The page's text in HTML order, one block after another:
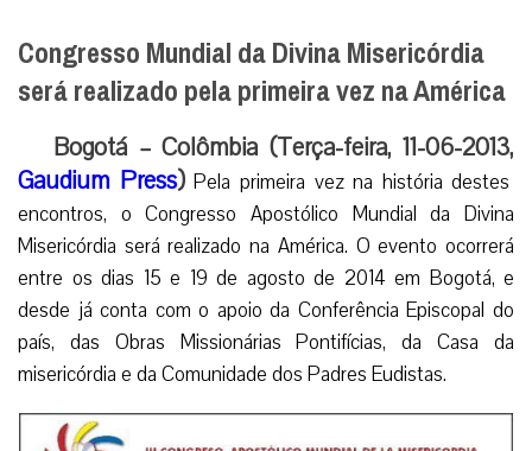
Congresso Mundial da Divina Misericórdia
será realizado pela primeira vez na América
Bogotá – Colômbia (Terça-feira, 11-06-2013,
Gaudium Press)Pela primeira vez na história destes
encontros, o Congresso Apostólico Mundial da Divina
Misericórdia será realizado na América. O evento ocorrerá
entre os dias 15 e 19 de agosto de 2014 em Bogotá, e
desde já conta com o apoio da Conferência Episcopal do
país, das Obras Missionárias Pontifícias, da Casa da
misericórdia e da Comunidade dos Padres Eudistas.